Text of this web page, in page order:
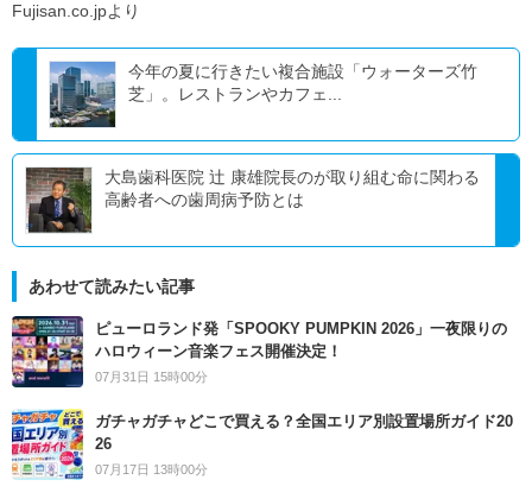
Fujisan.co.jpより
今年の夏に行きたい複合施設「ウォーターズ竹
芝」。レストランやカフェ...
大島歯科医院 辻 康雄院長のが取り組む命に関わる
高齢者への歯周病予防とは
あわせて読みたい記事
ピューロランド発「SPOOKY PUMPKIN 2026」一夜限りの
ハロウィーン音楽フェス開催決定！
07月31日 15時00分
ガチャガチャどこで買える？全国エリア別設置場所ガイド20
26
07月17日 13時00分